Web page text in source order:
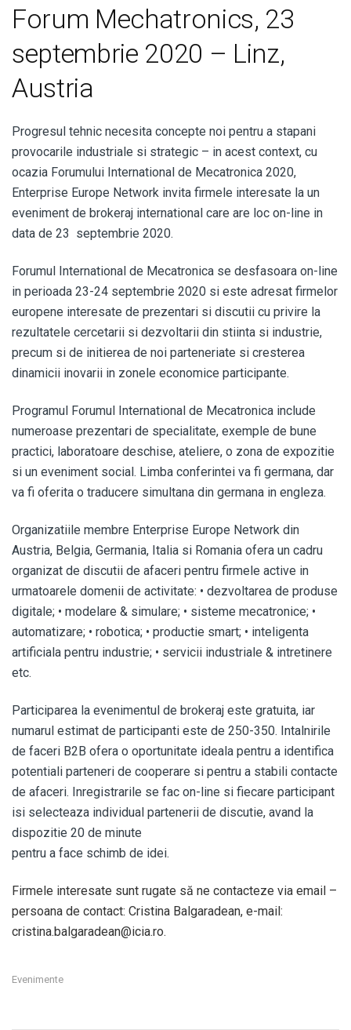
Forum Mechatronics, 23
septembrie 2020 – Linz,
Austria
Progresul tehnic necesita concepte noi pentru a stapani
provocarile industriale si strategic – in acest context, cu
ocazia Forumului International de Mecatronica 2020,
Enterprise Europe Network invita firmele interesate la un
eveniment de brokeraj international care are loc on-line in
data de 23 septembrie 2020.
Forumul International de Mecatronica se desfasoara on-line
in perioada 23-24 septembrie 2020 si este adresat firmelor
europene interesate de prezentari si discutii cu privire la
rezultatele cercetarii si dezvoltarii din stiinta si industrie,
precum si de initierea de noi parteneriate si cresterea
dinamicii inovarii in zonele economice participante.
Programul Forumul International de Mecatronica include
numeroase prezentari de specialitate, exemple de bune
practici, laboratoare deschise, ateliere, o zona de expozitie
si un eveniment social. Limba conferintei va fi germana, dar
va fi oferita o traducere simultana din germana in engleza.
Organizatiile membre Enterprise Europe Network din
Austria, Belgia, Germania, Italia si Romania ofera un cadru
organizat de discutii de afaceri pentru firmele active in
urmatoarele domenii de activitate: • dezvoltarea de produse
digitale; • modelare & simulare; • sisteme mecatronice; •
automatizare; • robotica; • productie smart; • inteligenta
artificiala pentru industrie; • servicii industriale & intretinere
etc.
Participarea la evenimentul de brokeraj este gratuita, iar
numarul estimat de participanti este de 250-350. Intalnirile
de faceri B2B ofera o oportunitate ideala pentru a identifica
potentiali parteneri de cooperare si pentru a stabili contacte
de afaceri. Inregistrarile se fac on-line si fiecare participant
isi selecteaza individual partenerii de discutie, avand la
dispozitie 20 de minute
pentru a face schimb de idei.
Firmele interesate sunt rugate să ne contacteze via email –
persoana de contact: Cristina Balgaradean, e-mail:
cristina.balgaradean@icia.ro.
Evenimente